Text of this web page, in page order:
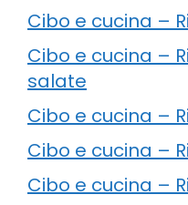
Cibo e cucina –
Cibo e cucina –
salate
Cibo e cucina –
Cibo e cucina –
Cibo e cucina –